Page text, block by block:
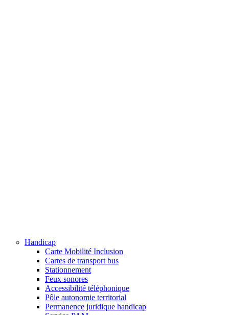
Handicap
Carte Mobilité Inclusion
Cartes de transport bus
Stationnement
Feux sonores
Accessibilité téléphonique
Pôle autonomie territorial
Permanence juridique handicap